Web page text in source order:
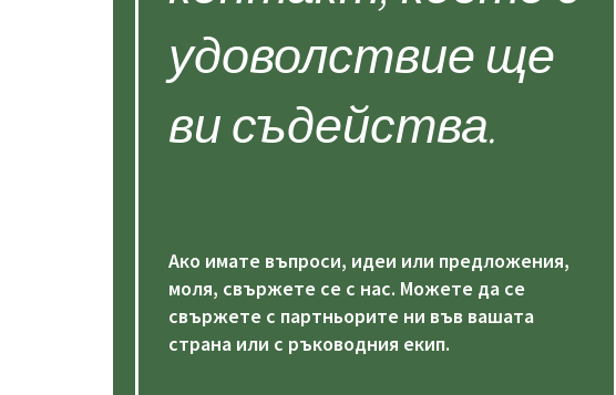
удоволствие ще
ви съдейства.
Ако имате въпроси, идеи или предложения,
моля, свържете се с нас. Можете да се
свържете с партньорите ни във вашата
страна или с ръководния екип.